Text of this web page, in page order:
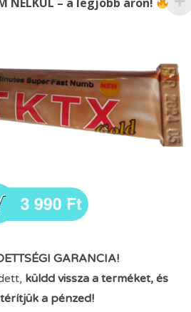
GARANCIA!
küldd vissza a terméket, és
a pénzed!